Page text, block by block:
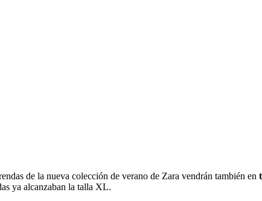
de la nueva colección de verano de Zara vendrán también en
ya alcanzaban la talla XL.